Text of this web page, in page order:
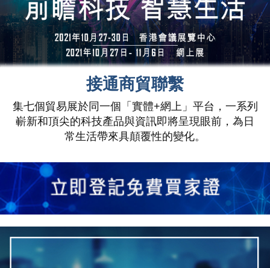
接通商貿聯繫
集七個貿易展於同一個「實體+網上」平台，一系列
嶄新和頂尖的科技產品與資訊即將呈現眼前，為日
常生活帶來具顛覆性的變化。